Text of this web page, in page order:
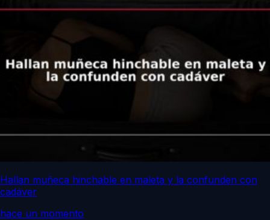
Hallan muñeca hinchable en maleta y la confunden con
cadáver
hace un momento